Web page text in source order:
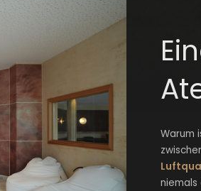
Warum
niemals